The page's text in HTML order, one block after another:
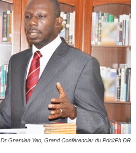
Dr Gnamien Yao, Grand Conférencier du Pdci/Ph DR